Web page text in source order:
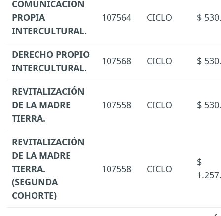
COMUNICACIÓN
PROPIA
INTERCULTURAL.
107564 CICLO $
DERECHO PROPIO
INTERCULTURAL.
107568 CICLO $
REVITALIZACIÓN
DE LA MADRE
TIERRA.
107558 CICLO $
REVITALIZACIÓN
DE LA MADRE
TIERRA.
(SEGUNDA
COHORTE)
107558 CICLO
$